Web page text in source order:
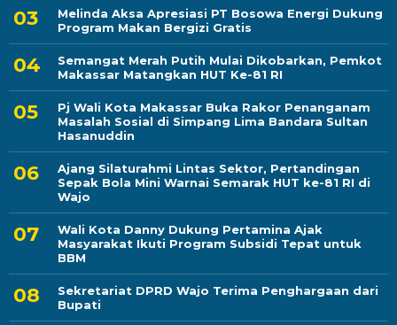
Melinda Aksa Apresiasi PT Bosowa Energi Dukung
Program Makan Bergizi Gratis
Semangat Merah Putih Mulai Dikobarkan, Pemkot
Makassar Matangkan HUT Ke-81 RI
Pj Wali Kota Makassar Buka Rakor Penanganam
Masalah Sosial di Simpang Lima Bandara Sultan
Hasanuddin
Ajang Silaturahmi Lintas Sektor, Pertandingan
Sepak Bola Mini Warnai Semarak HUT ke-81 RI di
Wajo
Wali Kota Danny Dukung Pertamina Ajak
Masyarakat Ikuti Program Subsidi Tepat untuk
BBM
Sekretariat DPRD Wajo Terima Penghargaan dari
Bupati